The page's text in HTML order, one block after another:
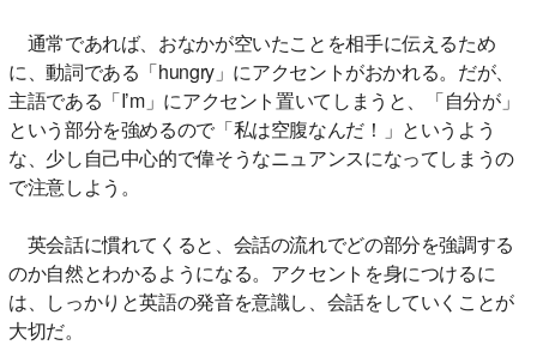
通常であれば、おなかが空いたことを相手に伝えるため
に、動詞である「hungry」にアクセントがおかれる。だが、
主語である「I’m」にアクセント置いてしまうと、「自分が」
という部分を強めるので「私は空腹なんだ！」というよう
な、少し自己中心的で偉そうなニュアンスになってしまうの
で注意しよう。
英会話に慣れてくると、会話の流れでどの部分を強調する
のか自然とわかるようになる。アクセントを身につけるに
は、しっかりと英語の発音を意識し、会話をしていくことが
大切だ。